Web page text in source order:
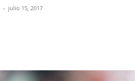
- julio 15, 2017